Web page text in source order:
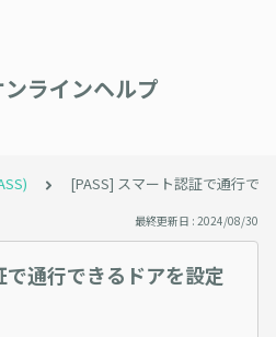
ラインヘルプ
[PASS] スマート認証で通行で
最終更新日 : 2024/08/30
通行できるドアを設定